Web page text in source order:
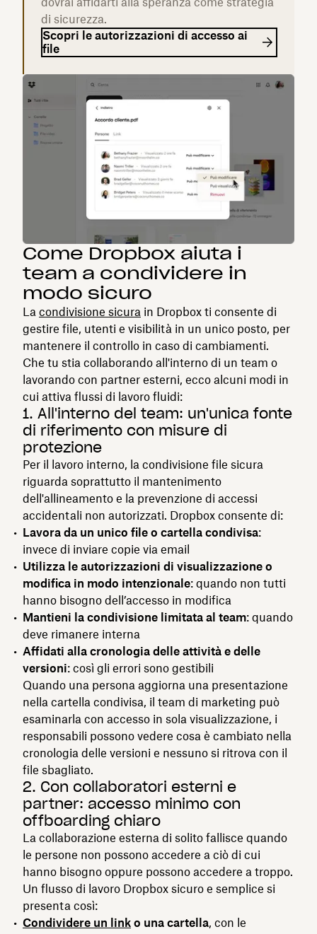
di sicurezza.
Scopri le autorizzazioni di accesso ai
file
Come Dropbox aiuta i
team a condividere in
modo sicuro
La condivisione sicura in Dropbox ti consente di
gestire file, utenti e visibilità in un unico posto, per
mantenere il controllo in caso di cambiamenti.
Che tu stia collaborando all'interno di un team o
lavorando con partner esterni, ecco alcuni modi in
cui attiva flussi di lavoro fluidi:
1. All'interno del team: un'unica fonte
di riferimento con misure di
protezione
Per il lavoro interno, la condivisione file sicura
riguarda soprattutto il mantenimento
dell'allineamento e la prevenzione di accessi
accidentali non autorizzati. Dropbox consente di:
Lavora da un unico file o cartella condivisa:
invece di inviare copie via email
Utilizza le autorizzazioni di visualizzazione o
modifica in modo intenzionale: quando non tutti
hanno bisogno dell’accesso in modifica
Mantieni la condivisione limitata al team: quando
deve rimanere interna
Affidati alla cronologia delle attività e delle
versioni: così gli errori sono gestibili
Quando una persona aggiorna una presentazione
nella cartella condivisa, il team di marketing può
esaminarla con accesso in sola visualizzazione, i
responsabili possono vedere cosa è cambiato nella
cronologia delle versioni e nessuno si ritrova con il
file sbagliato.
2. Con collaboratori esterni e
partner: accesso minimo con
offboarding chiaro
La collaborazione esterna di solito fallisce quando
le persone non possono accedere a ciò di cui
hanno bisogno oppure possono accedere a troppo.
Un flusso di lavoro Dropbox sicuro e semplice si
presenta così:
Condividere un link o una cartella, con le